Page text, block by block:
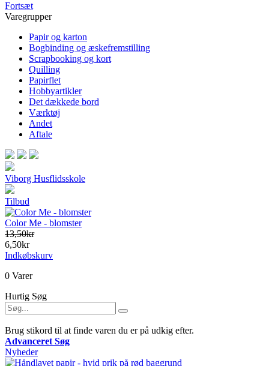
Fortsæt
Varegrupper
Papir og karton
Bogbinding og æskefremstilling
Scrapbooking og kort
Quilling
Papirflet
Hobbyartikler
Det dækkede bord
Værktøj
Andet
Aftale
Viborg Husflidsskole
Tilbud
Color Me - blomster
13,50kr
6,50kr
Indkøbskurv
0 Varer
Hurtig Søg
Brug stikord til at finde varen du er på udkig efter.
Advanceret Søg
Nyheder